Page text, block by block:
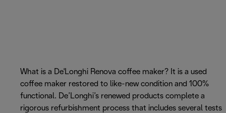
What is a De'Longhi Renova coffee maker? It is a used
coffee maker restored to like-new condition and 100%
functional. De’Longhi’s renewed products complete a
rigorous refurbishment process that includes several tests